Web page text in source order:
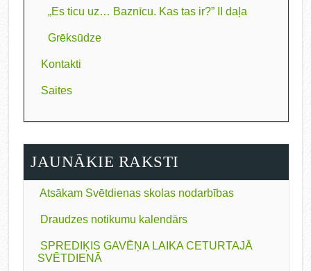
„Es ticu uz… Baznīcu. Kas tas ir?” II daļa
Grēksūdze
Kontakti
Saites
JAUNĀKIE RAKSTI
Atsākam Svētdienas skolas nodarbības
Draudzes notikumu kalendārs
SPREDIĶIS GAVĒŅA LAIKA CETURTAJĀ
SVĒTDIENĀ